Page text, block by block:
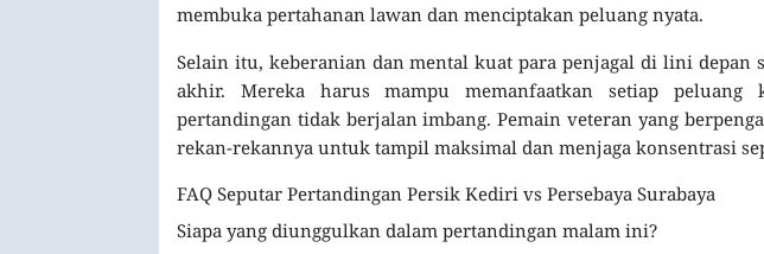
membuka pertahanan lawan dan menciptakan peluang nyata.
Selain itu, keberanian dan mental kuat para penjagal di lini depan
akhir. Mereka harus mampu memanfaatkan setiap
pertandingan tidak berjalan imbang. Pemain veteran yang
rekan-rekannya untuk tampil maksimal dan menjaga konsentrasi
FAQ Seputar Pertandingan Persik Kediri vs Persebaya Surabaya
Siapa yang diunggulkan dalam pertandingan malam ini?